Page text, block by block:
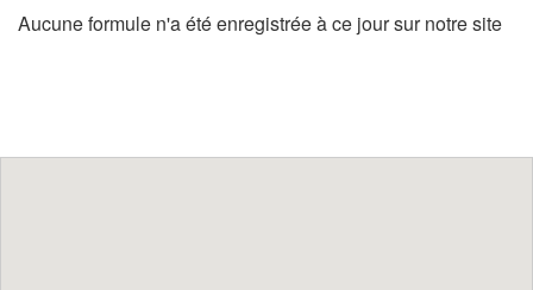
Aucune formule n'a été enregistrée à ce jour sur notre site